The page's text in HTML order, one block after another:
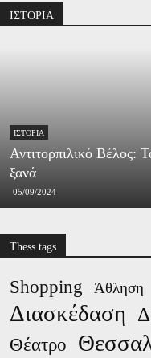
ΙΣΤΟΡΙΑ
ΙΣΤΟΡΊΑ
Αντιτορπιλικό Βέλος:
ξανά
05/09/2024
Thess tags
Shopping Άθληση
Διασκέδαση
Θέατρο